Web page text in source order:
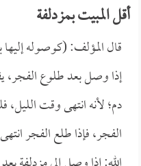
أقل المبيت بمزدلفة
قال المؤلف: (كوصوله إليها
إذا وصل بعد طلوع الفجر،
دم؛ لأنه انتهى وقت الليل،
الفجر، فإذا طلع الفجر